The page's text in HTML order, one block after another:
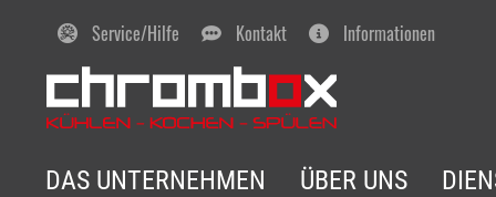
Service/Hilfe Kontakt Informationen
DAS UNTERNEHMEN ÜBER UNS